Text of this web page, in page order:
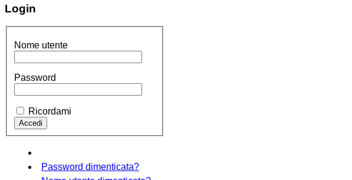
Login
Nome utente
Password
Ricordami
Password dimenticata?